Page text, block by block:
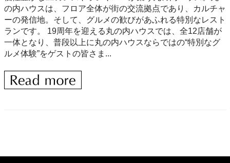
の内ハウスは、フロア全体が街の交流拠点であり、カルチャ
ーの発信地。そして、グルメの歓びがあふれる特別なレスト
ランです。 19周年を迎える丸の内ハウスでは、全12店舗が
一体となり、普段以上に丸の内ハウスならではの“特別なグ
ルメ体験”をゲストの皆さま...